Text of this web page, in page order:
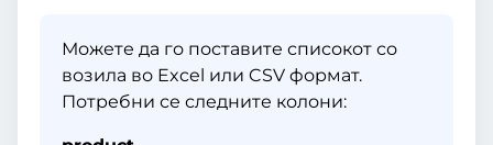
Можете да го поставите списокот со
возила во Excel или CSV формат.
Потребни се следните колони: